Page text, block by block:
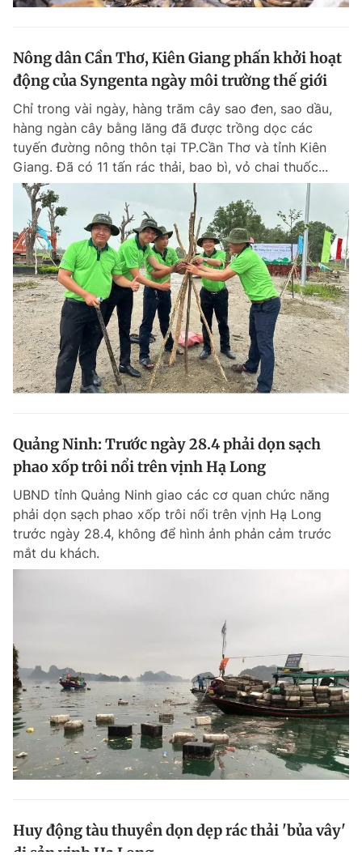
Nông dân Cần Thơ, Kiên Giang phấn khởi hoạt
động của Syngenta ngày môi trường thế giới
Chỉ trong vài ngày, hàng trăm cây sao đen, sao dầu,
hàng ngàn cây bằng lăng đã được trồng dọc các
tuyến đường nông thôn tại TP.Cần Thơ và tỉnh Kiên
Giang. Đã có 11 tấn rác thải, bao bì, vỏ chai thuốc...
Quảng Ninh: Trước ngày 28.4 phải dọn sạch
phao xốp trôi nổi trên vịnh Hạ Long
UBND tỉnh Quảng Ninh giao các cơ quan chức năng
phải dọn sạch phao xốp trôi nổi trên vịnh Hạ Long
trước ngày 28.4, không để hình ảnh phản cảm trước
mắt du khách.
Huy động tàu thuyền dọn dẹp rác thải 'bủa vây'
di sản vịnh Hạ Long